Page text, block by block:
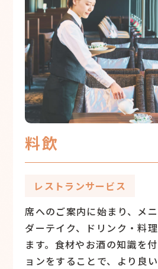
料飲
レストランサービス
席へのご案内に始まり、メ
ダーテイク、ドリンク・料
ます。食材やお酒の知識を
ョンをすることで、より良